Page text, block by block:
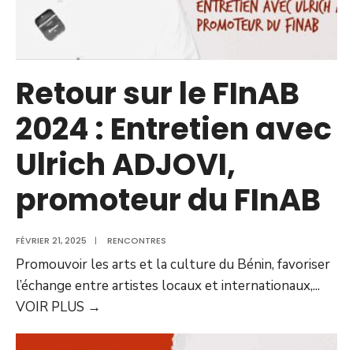
Retour sur le FInAB
2024 : Entretien avec
Ulrich ADJOVI,
promoteur du FInAB
FÉVRIER 21, 2025 | RENCONTRES
Promouvoir les arts et la culture du Bénin, favoriser
l’échange entre artistes locaux et internationaux,...
VOIR PLUS →